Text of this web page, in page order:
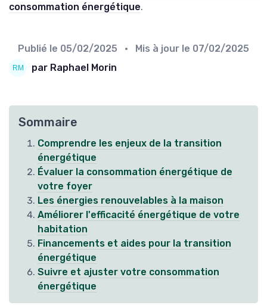
consommation énergétique.
Publié le 05/02/2025 • Mis à jour le 07/02/2025
par Raphael Morin
Sommaire
Comprendre les enjeux de la transition
énergétique
Évaluer la consommation énergétique de
votre foyer
Les énergies renouvelables à la maison
Améliorer l'efficacité énergétique de votre
habitation
Financements et aides pour la transition
énergétique
Suivre et ajuster votre consommation
énergétique